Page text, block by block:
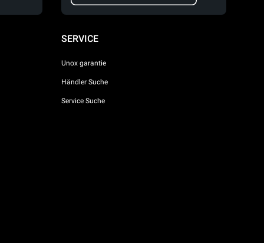
SERVICE
Unox garantie
Händler Suche
Service Suche